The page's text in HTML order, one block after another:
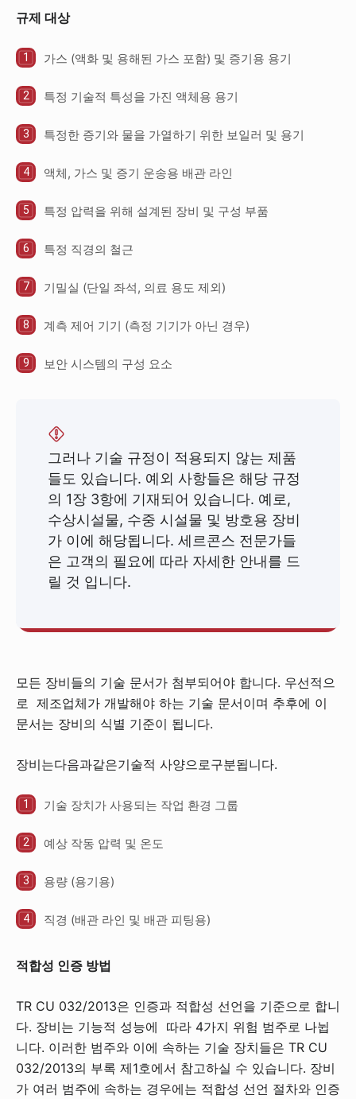
규제 대상
가스 (액화 및 용해된 가스 포함) 및 증기용 용기
특정 기술적 특성을 가진 액체용 용기
특정한 증기와 물을 가열하기 위한 보일러 및 용기
액체, 가스 및 증기 운송용 배관 라인
특정 압력을 위해 설계된 장비 및 구성 부품
특정 직경의 철근
기밀실 (단일 좌석, 의료 용도 제외)
계측 제어 기기 (측정 기기가 아닌 경우)
보안 시스템의 구성 요소
그러나 기술 규정이 적용되지 않는 제품
들도 있습니다. 예외 사항들은 해당 규정
의 1장 3항에 기재되어 있습니다. 예로,
수상시설물, 수중 시설물 및 방호용 장비
가 이에 해당됩니다. 세르콘스 전문가들
은 고객의 필요에 따라 자세한 안내를 드
릴 것 입니다.
모든 장비들의 기술 문서가 첨부되어야 합니다. 우선적으
로 제조업체가 개발해야 하는 기술 문서이며 추후에 이
문서는 장비의 식별 기준이 됩니다.
장비는다음과같은기술적 사양으로구분됩니다.
기술 장치가 사용되는 작업 환경 그룹
예상 작동 압력 및 온도
용량 (용기용)
직경 (배관 라인 및 배관 피팅용)
적합성 인증 방법
TR CU 032/2013은 인증과 적합성 선언을 기준으로 합니
다. 장비는 기능적 성능에 따라 4가지 위험 범주로 나뉩
니다. 이러한 범주와 이에 속하는 기술 장치들은 TR CU
032/2013의 부록 제1호에서 참고하실 수 있습니다. 장비
가 여러 범주에 속하는 경우에는 적합성 선언 절차와 인증